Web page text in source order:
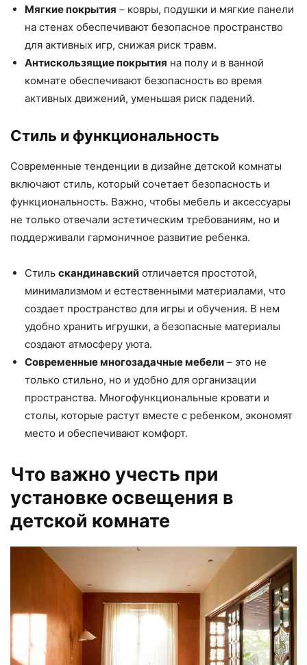
Мягкие покрытия – ковры, подушки и мягкие панели
на стенах обеспечивают безопасное пространство
для активных игр, снижая риск травм.
Антискользящие покрытия на полу и в ванной
комнате обеспечивают безопасность во время
активных движений, уменьшая риск падений.
Стиль и функциональность
Современные тенденции в дизайне детской комнаты
включают стиль, который сочетает безопасность и
функциональность. Важно, чтобы мебель и аксессуары
не только отвечали эстетическим требованиям, но и
поддерживали гармоничное развитие ребенка.
Стиль скандинавский отличается простотой,
минимализмом и естественными материалами, что
создает пространство для игры и обучения. В нем
удобно хранить игрушки, а безопасные материалы
создают атмосферу уюта.
Современные многозадачные мебели – это не
только стильно, но и удобно для организации
пространства. Многофункциональные кровати и
столы, которые растут вместе с ребенком, экономят
место и обеспечивают комфорт.
Что важно учесть при
установке освещения в
детской комнате